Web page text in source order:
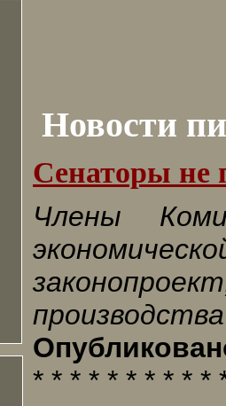
Новости
Сенаторы не
Члены
* * * * * * * * * *